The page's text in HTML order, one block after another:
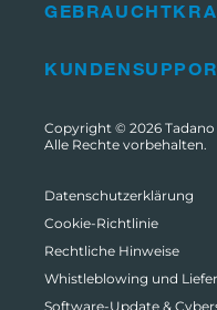
Copyright © 2026
Alle Rechte vorbehalten.
Datenschutzerklärung
Cookie-Richtlinie
Rechtliche Hinweise
Whistleblowing und
Software-Update &